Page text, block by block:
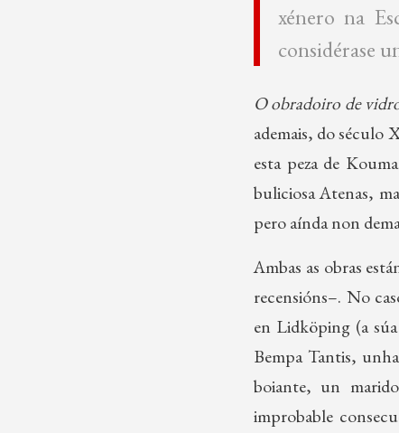
xénero na
considérase
O obradoiro de
ademais, do século
esta peza de
buliciosa Atenas,
pero aínda non
Ambas as obras
recensións–. No
en Lidköping (a
Bempa Tantis,
boiante, un
improbable